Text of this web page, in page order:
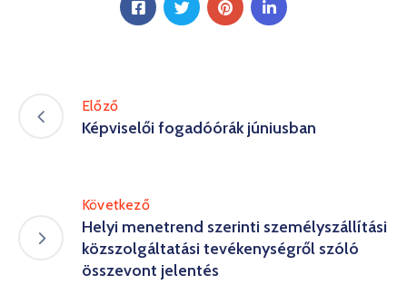
Előző
Képviselői fogadóórák júniusban
Következő
Helyi menetrend szerinti személyszállítási
közszolgáltatási tevékenységről szóló
összevont jelentés